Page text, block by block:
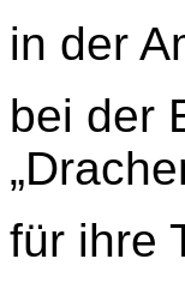
in der
bei der
für ihre